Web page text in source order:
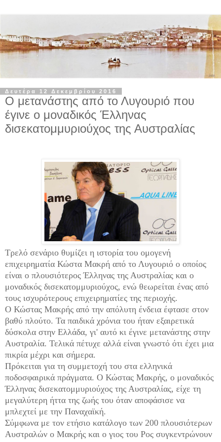
Δευτέρα 12 Δεκεμβρίου 2016
Ο μετανάστης από το Λυγουριό που
έγινε ο μοναδικός Έλληνας
δισεκατομμυριούχος της Αυστραλίας
Τρελό σενάριο θυμίζει η ιστορία του ομογενή
επιχειρηματία Κώστα Μακρή από το Λυγουριό ο οποίος
είναι ο πλουσιότερος Έλληνας της Αυστραλίας και ο
μοναδικός δισεκατομμυριούχος, ενώ θεωρείται ένας από
τους ισχυρότερους επιχειρηματίες της περιοχής.
Ο Κώστας Μακρής από την απόλυτη ένδεια έφτασε στον
βαθύ πλούτο. Τα παιδικά χρόνια του ήταν εξαιρετικά
δύσκολα στην Ελλάδα, γι' αυτό κι έγινε μετανάστης στην
Αυστραλία. Τελικά πέτυχε αλλά είναι γνωστό ότι έχει μια
πικρία μέχρι και σήμερα.
Πρόκειται για τη συμμετοχή του στα ελληνικά
ποδοσφαιρικά πράγματα. Ο Κώστας Μακρής, ο μοναδικός
Έλληνας δισεκατομμυριούχος της Αυστραλίας, είχε τη
μεγαλύτερη ήττα της ζωής του όταν αποφάσισε να
μπλεχτεί με την Παναχαϊκή.
Σύμφωνα με τον ετήσιο κατάλογο των 200 πλουσιότερων
Αυστραλών ο Μακρής και ο γιος του Ρος συγκεντρώνουν